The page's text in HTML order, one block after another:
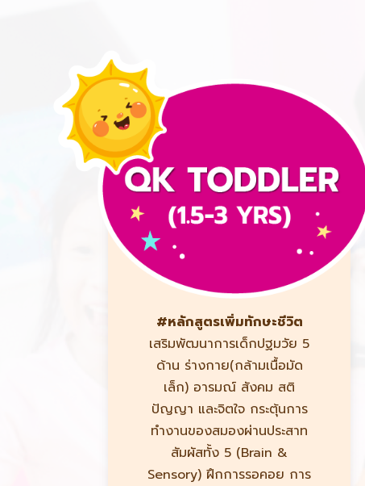
#หลักสูตรเพิ่มทักษะชีวิต
เสริมพัฒนาการเด็กปฐมวัย 5
ด้าน ร่างกาย(กล้ามเนื้อมัด
เล็ก) อารมณ์ สังคม สติ
ปัญญา และจิตใจ กระตุ้นการ
ทำงานของสมองผ่านประสาท
สัมผัสทั้ง 5 (Brain &
Sensory) ฝึกการรอคอย การ